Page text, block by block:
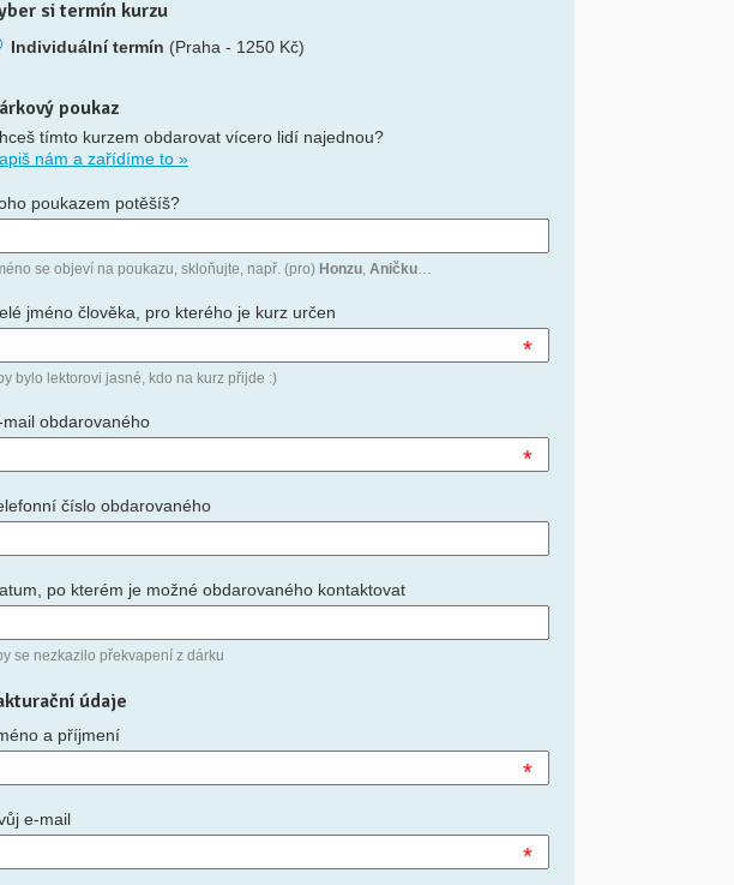
si termín kurzu
Individuální termín (Praha - 1250 Kč)
poukaz
tímto kurzem obdarovat vícero lidí najednou?
nám a zařídíme to »
poukazem potěšíš?
se objeví na poukazu, skloňujte, např. (pro) Honzu, Aničku…
jméno člověka, pro kterého je kurz určen
*
bylo lektorovi jasné, kdo na kurz přijde :)
mail obdarovaného
*
číslo obdarovaného
po kterém je možné obdarovaného kontaktovat
se nezkazilo překvapení z dárku
údaje
a příjmení
*
e-mail
*